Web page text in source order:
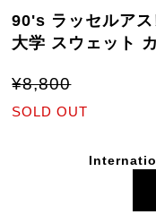
90's ラッセルア
大学 スウェット
¥8,800
SOLD OUT